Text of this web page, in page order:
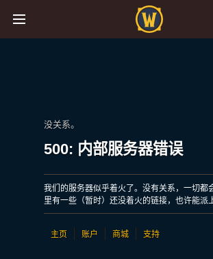
没关系。
500: 内部服务器错误
我们的服务器似乎着火了。没有关系，一切都
里有一些（暂时）还没着火的链接，也许能派
主页 账户 商城 支持